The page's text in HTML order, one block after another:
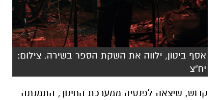
אסף ביטון, ילווה את השקת הספר בשירה. צילום:
יח"צ
קדוש, שיצאה לפנסיה ממערכת החינוך, התמנתה